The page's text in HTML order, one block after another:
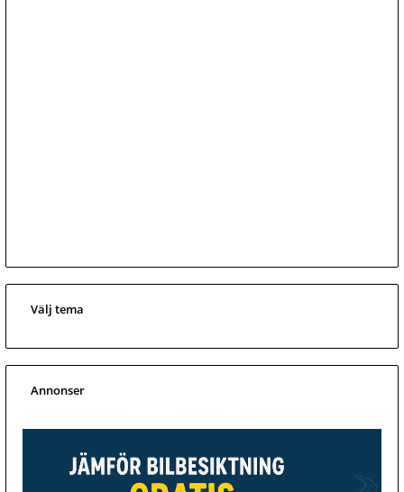
Välj tema
Annonser